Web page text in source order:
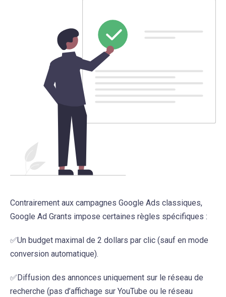
Contrairement aux campagnes Google Ads classiques,
Google Ad Grants impose certaines règles spécifiques :
✅Un budget maximal de 2 dollars par clic (sauf en mode
conversion automatique).
✅Diffusion des annonces uniquement sur le réseau de
recherche (pas d’affichage sur YouTube ou le réseau